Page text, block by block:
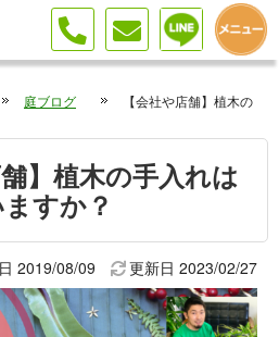
庭ブログ
【会社や店舗】植木の
舗】植木の手入れは
ますか？
2019/08/09 更新日 2023/02/27